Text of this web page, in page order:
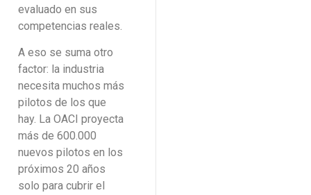
evaluado en sus
competencias reales.
A eso se suma otro
factor: la industria
necesita muchos más
pilotos de los que
hay. La OACI proyecta
más de 600.000
nuevos pilotos en los
próximos 20 años
solo para cubrir el